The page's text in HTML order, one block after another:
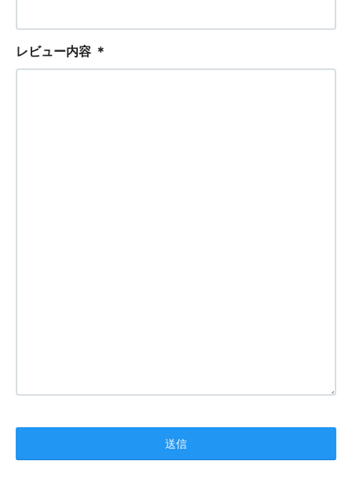
レビュー内容 ＊